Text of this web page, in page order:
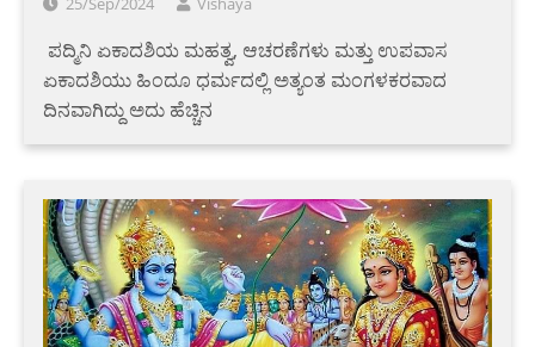
‌ ಪದ್ಮಿನಿ ಏಕಾದಶಿಯ ಮಹತ್ವ, ಆಚರಣೆಗಳು ಮತ್ತು ಉಪವಾಸ
ಏಕಾದಶಿಯು ಹಿಂದೂ ಧರ್ಮದಲ್ಲಿ ಅತ್ಯಂತ ಮಂಗಳಕರವಾದ
ದಿನವಾಗಿದ್ದು ಅದು ಹೆಚ್ಚಿನ